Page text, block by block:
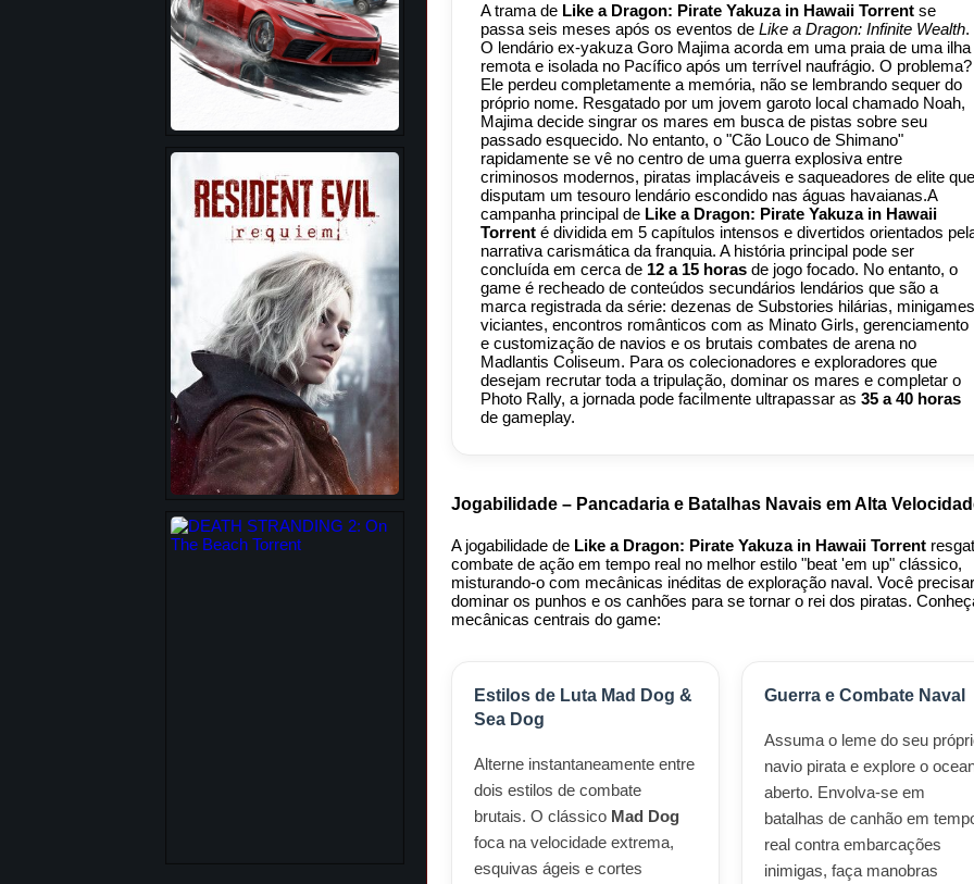
A trama de Like a Dragon: Pirate Yakuza in Hawaii Torrent se
passa seis meses após os eventos de Like a Dragon: Infinite Wealth.
O lendário ex-yakuza Goro Majima acorda em uma praia de uma ilha
remota e isolada no Pacífico após um terrível naufrágio. O problema?
Ele perdeu completamente a memória, não se lembrando sequer do
próprio nome. Resgatado por um jovem garoto local chamado Noah,
Majima decide singrar os mares em busca de pistas sobre seu
passado esquecido. No entanto, o "Cão Louco de Shimano"
rapidamente se vê no centro de uma guerra explosiva entre
criminosos modernos, piratas implacáveis e saqueadores de elite que
disputam um tesouro lendário escondido nas águas havaianas.A
campanha principal de Like a Dragon: Pirate Yakuza in Hawaii
Torrent é dividida em 5 capítulos intensos e divertidos orientados
narrativa carismática da franquia. A história principal pode ser
concluída em cerca de 12 a 15 horas de jogo focado. No entanto, o
game é recheado de conteúdos secundários lendários que são a
marca registrada da série: dezenas de Substories hilárias, minigames
viciantes, encontros românticos com as Minato Girls, gerenciamento
e customização de navios e os brutais combates de arena no
Madlantis Coliseum. Para os colecionadores e exploradores que
desejam recrutar toda a tripulação, dominar os mares e completar o
Photo Rally, a jornada pode facilmente ultrapassar as 35 a 40 horas
de gameplay.
Jogabilidade – Pancadaria e Batalhas Navais em Alta
A jogabilidade de Like a Dragon: Pirate Yakuza in Hawaii Torrent
combate de ação em tempo real no melhor estilo "beat 'em up" clássico,
misturando-o com mecânicas inéditas de exploração naval. Você
dominar os punhos e os canhões para se tornar o rei dos piratas.
mecânicas centrais do game:
Estilos de Luta Mad Dog &
Sea Dog
Alterne instantaneamente entre
dois estilos de combate
brutais. O clássico Mad Dog
foca na velocidade extrema,
esquivas ágeis e cortes
Guerra e Combate Naval
Assuma o leme do seu
navio pirata e explore o
aberto. Envolva-se em
batalhas de canhão em
real contra embarcações
inimigas, faça manobras